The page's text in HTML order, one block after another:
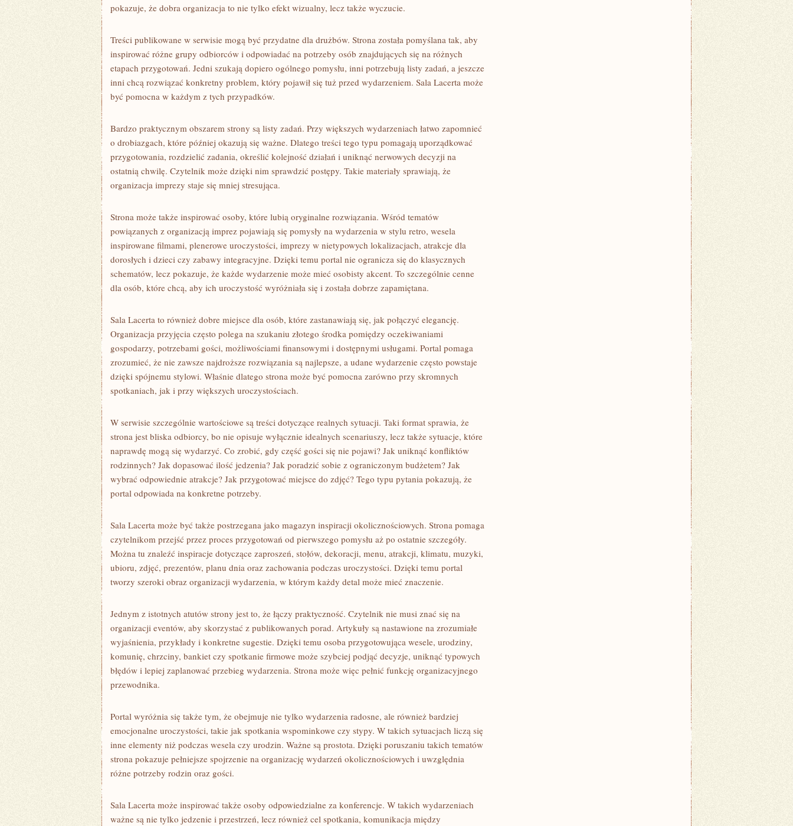
pokazuje, że dobra organizacja to nie tylko efekt wizualny, lecz także wyczucie.
Treści publikowane w serwisie mogą być przydatne dla drużbów. Strona została pomyślana tak, aby
inspirować różne grupy odbiorców i odpowiadać na potrzeby osób znajdujących się na różnych
etapach przygotowań. Jedni szukają dopiero ogólnego pomysłu, inni potrzebują listy zadań, a jeszcze
inni chcą rozwiązać konkretny problem, który pojawił się tuż przed wydarzeniem. Sala Lacerta może
być pomocna w każdym z tych przypadków.
Bardzo praktycznym obszarem strony są listy zadań. Przy większych wydarzeniach łatwo zapomnieć
o drobiazgach, które później okazują się ważne. Dlatego treści tego typu pomagają uporządkować
przygotowania, rozdzielić zadania, określić kolejność działań i uniknąć nerwowych decyzji na
ostatnią chwilę. Czytelnik może dzięki nim sprawdzić postępy. Takie materiały sprawiają, że
organizacja imprezy staje się mniej stresująca.
Strona może także inspirować osoby, które lubią oryginalne rozwiązania. Wśród tematów
powiązanych z organizacją imprez pojawiają się pomysły na wydarzenia w stylu retro, wesela
inspirowane filmami, plenerowe uroczystości, imprezy w nietypowych lokalizacjach, atrakcje dla
dorosłych i dzieci czy zabawy integracyjne. Dzięki temu portal nie ogranicza się do klasycznych
schematów, lecz pokazuje, że każde wydarzenie może mieć osobisty akcent. To szczególnie cenne
dla osób, które chcą, aby ich uroczystość wyróżniała się i została dobrze zapamiętana.
Sala Lacerta to również dobre miejsce dla osób, które zastanawiają się, jak połączyć elegancję.
Organizacja przyjęcia często polega na szukaniu złotego środka pomiędzy oczekiwaniami
gospodarzy, potrzebami gości, możliwościami finansowymi i dostępnymi usługami. Portal pomaga
zrozumieć, że nie zawsze najdroższe rozwiązania są najlepsze, a udane wydarzenie często powstaje
dzięki spójnemu stylowi. Właśnie dlatego strona może być pomocna zarówno przy skromnych
spotkaniach, jak i przy większych uroczystościach.
W serwisie szczególnie wartościowe są treści dotyczące realnych sytuacji. Taki format sprawia, że
strona jest bliska odbiorcy, bo nie opisuje wyłącznie idealnych scenariuszy, lecz także sytuacje, które
naprawdę mogą się wydarzyć. Co zrobić, gdy część gości się nie pojawi? Jak uniknąć konfliktów
rodzinnych? Jak dopasować ilość jedzenia? Jak poradzić sobie z ograniczonym budżetem? Jak
wybrać odpowiednie atrakcje? Jak przygotować miejsce do zdjęć? Tego typu pytania pokazują, że
portal odpowiada na konkretne potrzeby.
Sala Lacerta może być także postrzegana jako magazyn inspiracji okolicznościowych. Strona pomaga
czytelnikom przejść przez proces przygotowań od pierwszego pomysłu aż po ostatnie szczegóły.
Można tu znaleźć inspiracje dotyczące zaproszeń, stołów, dekoracji, menu, atrakcji, klimatu, muzyki,
ubioru, zdjęć, prezentów, planu dnia oraz zachowania podczas uroczystości. Dzięki temu portal
tworzy szeroki obraz organizacji wydarzenia, w którym każdy detal może mieć znaczenie.
Jednym z istotnych atutów strony jest to, że łączy praktyczność. Czytelnik nie musi znać się na
organizacji eventów, aby skorzystać z publikowanych porad. Artykuły są nastawione na zrozumiałe
wyjaśnienia, przykłady i konkretne sugestie. Dzięki temu osoba przygotowująca wesele, urodziny,
komunię, chrzciny, bankiet czy spotkanie firmowe może szybciej podjąć decyzje, uniknąć typowych
błędów i lepiej zaplanować przebieg wydarzenia. Strona może więc pełnić funkcję organizacyjnego
przewodnika.
Portal wyróżnia się także tym, że obejmuje nie tylko wydarzenia radosne, ale również bardziej
emocjonalne uroczystości, takie jak spotkania wspominkowe czy stypy. W takich sytuacjach liczą się
inne elementy niż podczas wesela czy urodzin. Ważne są prostota. Dzięki poruszaniu takich tematów
strona pokazuje pełniejsze spojrzenie na organizację wydarzeń okolicznościowych i uwzględnia
różne potrzeby rodzin oraz gości.
Sala Lacerta może inspirować także osoby odpowiedzialne za konferencje. W takich wydarzeniach
ważne są nie tylko jedzenie i przestrzeń, lecz również cel spotkania, komunikacja między